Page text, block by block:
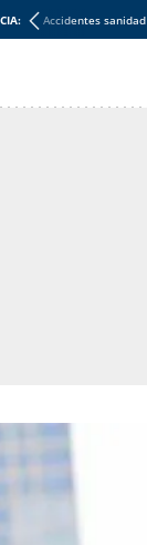
Accidentes sanidad